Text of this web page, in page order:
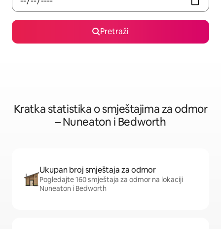
Pretraži
Kratka statistika o smještajima za odmor
– Nuneaton i Bedworth
Ukupan broj smještaja za odmor
Pogledajte 160 smještaja za odmor na lokaciji
Nuneaton i Bedworth